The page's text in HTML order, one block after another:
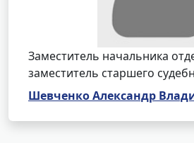
Заместитель начальника
заместитель старшего
Шевченко Александр